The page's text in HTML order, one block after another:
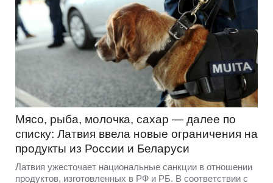
Мясо, рыба, молочка, сахар — далее по
списку: Латвия ввела новые ограничения на
продукты из России и Беларуси
Латвия ужесточает национальные санкции в отношении
продуктов, изготовленных в РФ и РБ. В соответствии с